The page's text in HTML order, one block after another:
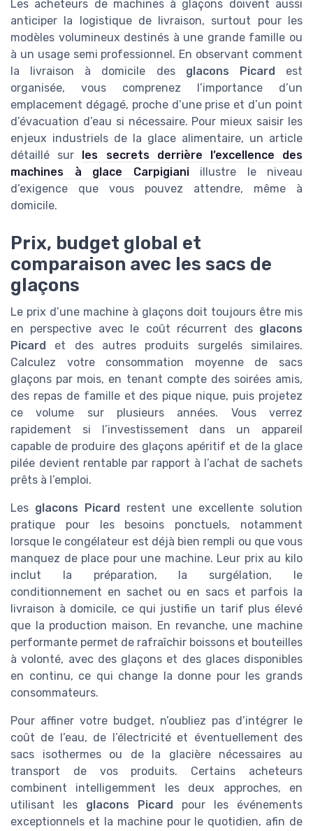
Les acheteurs de machines à glaçons doivent aussi
anticiper la logistique de livraison, surtout pour les
modèles volumineux destinés à une grande famille ou
à un usage semi professionnel. En observant comment
la livraison à domicile des glacons Picard
est
organisée, vous comprenez l’importance d’un
emplacement dégagé, proche d’une prise et d’un point
d’évacuation d’eau si nécessaire. Pour mieux saisir les
enjeux industriels de la glace alimentaire, un article
détaillé sur
les secrets derrière l’excellence des
machines à glace Carpigianiillustre le niveau
d’exigence que vous pouvez attendre, même à
domicile.
Prix, budget global et
comparaison avec les sacs de
glaçons
Le prix d’une machine à glaçons doit toujours être mis
en perspective avec le coût récurrent des glacons
Picard
et des autres produits surgelés similaires.
Calculez votre consommation moyenne de sacs
glaçons par mois, en tenant compte des soirées amis,
des repas de famille et des pique nique, puis projetez
ce volume sur plusieurs années. Vous verrez
rapidement si l’investissement dans un appareil
capable de produire des glaçons apéritif et de la glace
pilée devient rentable par rapport à l’achat de sachets
prêts à l’emploi.
Les glacons Picard
restent une excellente solution
pratique pour les besoins ponctuels, notamment
lorsque le congélateur est déjà bien rempli ou que vous
manquez de place pour une machine. Leur prix au kilo
inclut la préparation, la surgélation, le
conditionnement en sachet ou en sacs et parfois la
livraison à domicile, ce qui justifie un tarif plus élevé
que la production maison. En revanche, une machine
performante permet de rafraîchir boissons et bouteilles
à volonté, avec des glaçons et des glaces disponibles
en continu, ce qui change la donne pour les grands
consommateurs.
Pour affiner votre budget, n’oubliez pas d’intégrer le
coût de l’eau, de l’électricité et éventuellement des
sacs isothermes ou de la glacière nécessaires au
transport de vos produits. Certains acheteurs
combinent intelligemment les deux approches, en
utilisant les glacons Picard
pour les événements
exceptionnels et la machine pour le quotidien, afin de